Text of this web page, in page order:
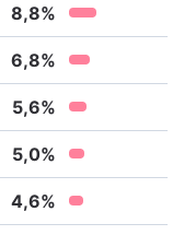
8,8%
6,8%
5,6%
5,0%
4,6%